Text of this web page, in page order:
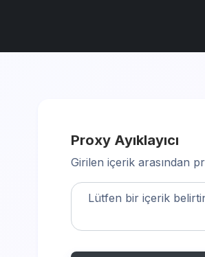
Proxy Ayıklayıcı
Girilen içerik arasından